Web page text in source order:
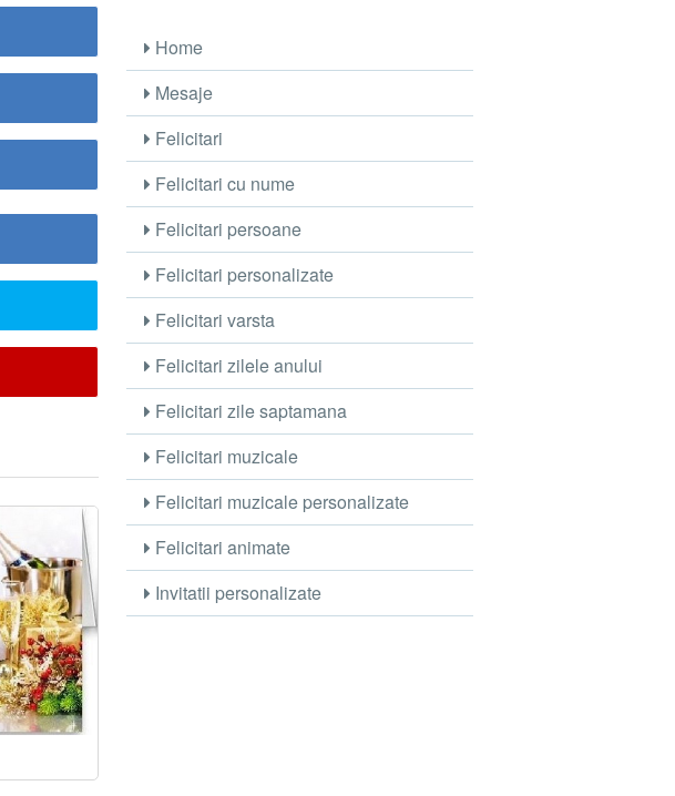
Home
Mesaje
Felicitari
Felicitari cu nume
Felicitari persoane
Felicitari personalizate
Felicitari varsta
Felicitari zilele anului
Felicitari zile saptamana
Felicitari muzicale
Felicitari muzicale personalizate
Felicitari animate
Invitatii personalizate